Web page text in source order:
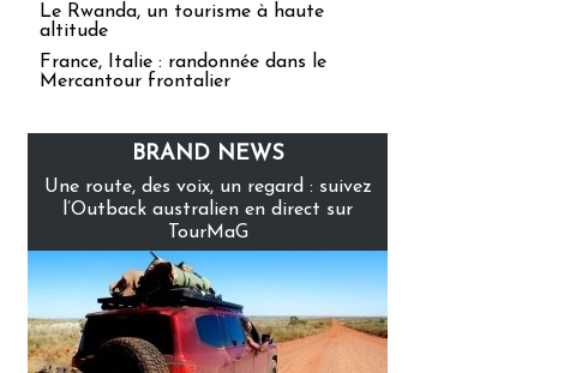
Le Rwanda, un tourisme à haute
altitude
France, Italie : randonnée dans le
Mercantour frontalier
BRAND NEWS
Une route, des voix, un regard : suivez
l’Outback australien en direct sur
TourMaG